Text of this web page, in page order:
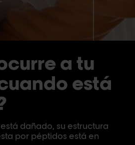
a tu
está
dañado, su estructura
por péptidos está en